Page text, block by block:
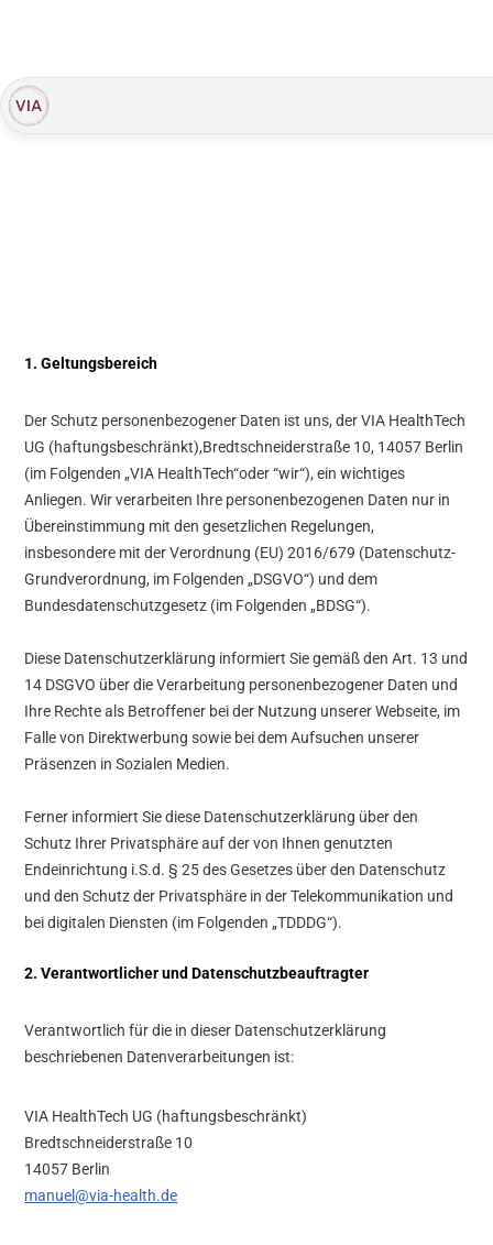
1. Geltungsbereich
Der Schutz personenbezogener Daten ist uns, der VIA HealthTech
UG (haftungsbeschränkt),Bredtschneiderstraße 10, 14057 Berlin
(im Folgenden „VIA HealthTech“oder “wir“), ein wichtiges
Anliegen. Wir verarbeiten Ihre personenbezogenen Daten nur in
Übereinstimmung mit den gesetzlichen Regelungen,
insbesondere mit der Verordnung (EU) 2016/679 (Datenschutz-
Grundverordnung, im Folgenden „DSGVO“) und dem
Bundesdatenschutzgesetz (im Folgenden „BDSG“).
Diese Datenschutzerklärung informiert Sie gemäß den Art. 13 und
14 DSGVO über die Verarbeitung personenbezogener Daten und
Ihre Rechte als Betroffener bei der Nutzung unserer Webseite, im
Falle von Direktwerbung sowie bei dem Aufsuchen unserer
Präsenzen in Sozialen Medien.
Ferner informiert Sie diese Datenschutzerklärung über den
Schutz Ihrer Privatsphäre auf der von Ihnen genutzten
Endeinrichtung i.S.d. § 25 des Gesetzes über den Datenschutz
und den Schutz der Privatsphäre in der Telekommunikation und
bei digitalen Diensten (im Folgenden „TDDDG“).
2. Verantwortlicher und Datenschutzbeauftragter
Verantwortlich für die in dieser Datenschutzerklärung
beschriebenen Datenverarbeitungen ist:
VIA HealthTech UG (haftungsbeschränkt)
Bredtschneiderstraße 10
14057 Berlin
manuel@via-health.de